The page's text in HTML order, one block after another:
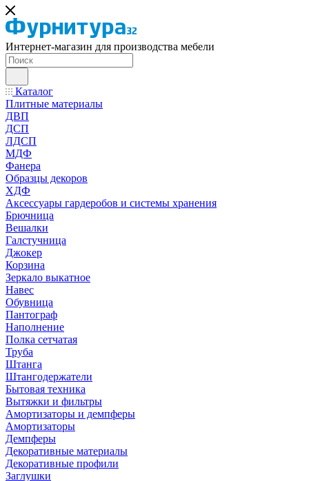
Интернет-магазин для производства мебели
Каталог
Плитные материалы
ДВП
ДСП
ЛДСП
МДФ
Фанера
Образцы декоров
ХДФ
Аксессуары гардеробов и системы хранения
Брючница
Вешалки
Галстучница
Джокер
Корзина
Зеркало выкатное
Навес
Обувница
Пантограф
Наполнение
Полка сетчатая
Труба
Штанга
Штангодержатели
Бытовая техника
Вытяжки и фильтры
Амортизаторы и демпферы
Амортизаторы
Демпферы
Декоративные материалы
Декоративные профили
Заглушки